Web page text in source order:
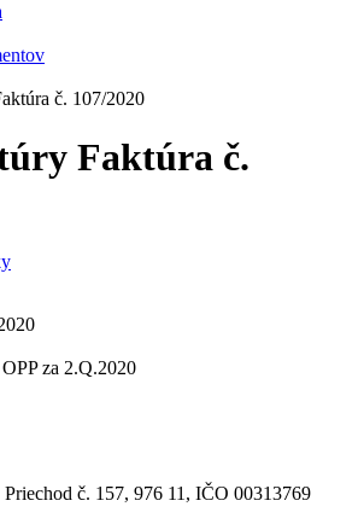
č. 107/2020
Faktúra č.
za 2.Q.2020
č. 157, 976 11, IČO 00313769